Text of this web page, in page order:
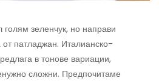
зеленчук, но направи
патладжан. Италианско-
в тонове вариации,
сложни. Предпочитаме